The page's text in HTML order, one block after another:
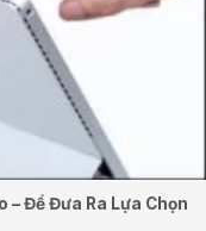
Để Đưa Ra Lựa Chọn